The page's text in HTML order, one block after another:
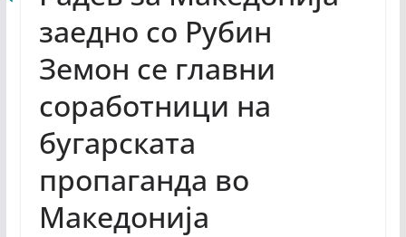
заедно со Рубин
Земон се главни
соработници на
бугарската
пропаганда во
Македонија